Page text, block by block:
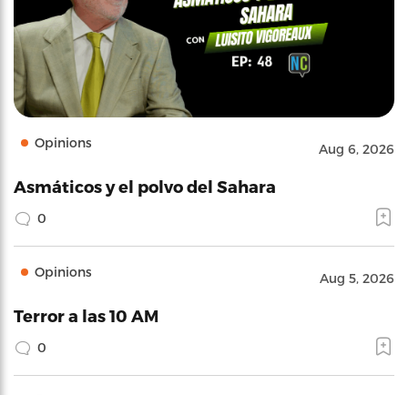
Opinions Aug 6, 2026
Asmáticos y el polvo del Sahara
0
Opinions Aug 5, 2026
Terror a las 10 AM
0